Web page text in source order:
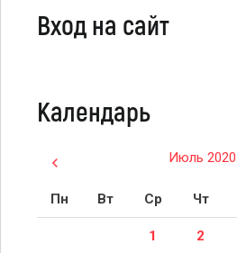
Вход на сайт
Календарь
Июль 2020
Пн Вт Ср Чт
1 2